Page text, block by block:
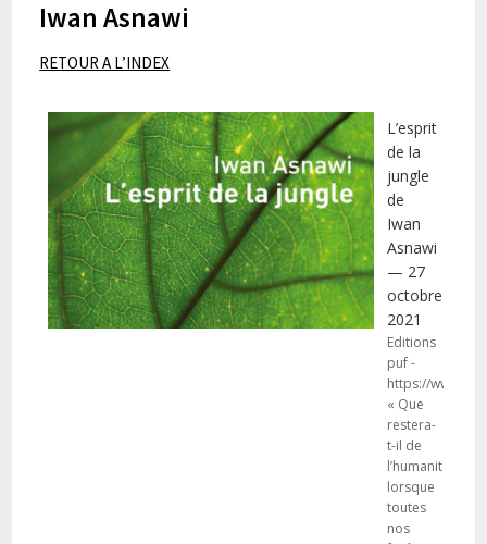
Iwan Asnawi
RETOUR A L’INDEX
L’esprit
de la
jungle
de
Iwan
Asnawi
— 27
octobre
2021
Editions
puf -
https://
« Que
restera-
t-il de
l’humanité
lorsque
toutes
nos